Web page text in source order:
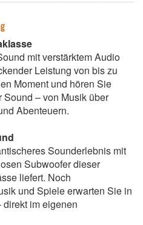
mit verstärktem Audio
Leistung von bis zu
Moment und hören Sie
– von Musik über
Abenteuern.
Sounderlebnis mit
Subwoofer dieser
liefert. Noch
und Spiele erwarten Sie in
im eigenen